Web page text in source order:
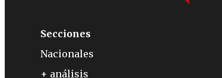
Secciones
Nacionales
+ análisis